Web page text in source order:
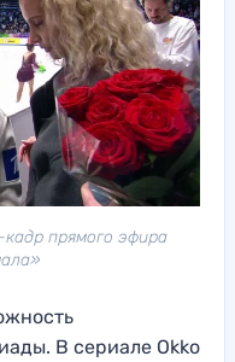
прямого эфира
В сериале Okko